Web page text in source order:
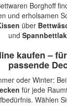
Borghoff
und erholsamen
über
und
kaufen –
passende
oder Winter:
für jede
Wählen